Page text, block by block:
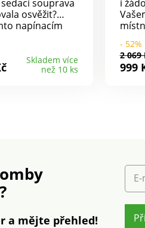
souprava
osvěžit?
napínacím
křeslo do
s krásnou
Skladem více
než 10 ks
i
- 52%
2 069
999
a mějte přehled!